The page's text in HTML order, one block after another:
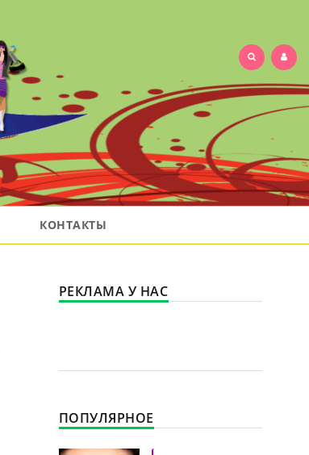
КОНТАКТЫ
РЕКЛАМА У НАС
ПОПУЛЯРНОЕ